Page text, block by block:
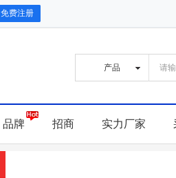
免费注册
品牌 招商 实力厂家